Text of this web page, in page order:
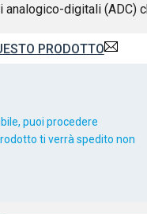
digitali (ADC)
PRODOTTO
puoi procedere
ti verrà spedito non